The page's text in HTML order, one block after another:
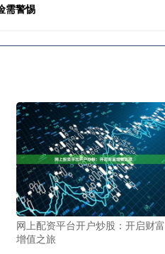
需警惕
网上配资平台开户炒股：开启财富
增值之旅